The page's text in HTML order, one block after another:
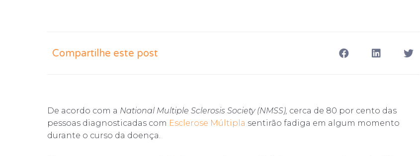
Compartilhe este post
De acordo com a National Multiple Sclerosis Society (NMSS), cerca de 80 por cento das
pessoas diagnosticadas com Esclerose Múltipla sentirão fadiga em algum momento
durante o curso da doença.